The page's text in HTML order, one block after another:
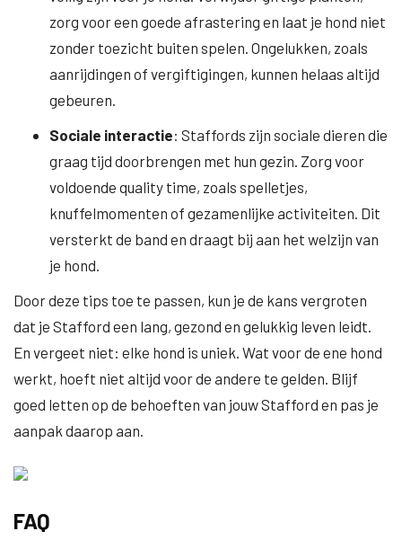
zorg voor een goede afrastering en laat je hond niet
zonder toezicht buiten spelen. Ongelukken, zoals
aanrijdingen of vergiftigingen, kunnen helaas altijd
gebeuren.
Sociale interactie: Staffords zijn sociale dieren die
graag tijd doorbrengen met hun gezin. Zorg voor
voldoende quality time, zoals spelletjes,
knuffelmomenten of gezamenlijke activiteiten. Dit
versterkt de band en draagt bij aan het welzijn van
je hond.
Door deze tips toe te passen, kun je de kans vergroten
dat je Stafford een lang, gezond en gelukkig leven leidt.
En vergeet niet: elke hond is uniek. Wat voor de ene hond
werkt, hoeft niet altijd voor de andere te gelden. Blijf
goed letten op de behoeften van jouw Stafford en pas je
aanpak daarop aan.
FAQ